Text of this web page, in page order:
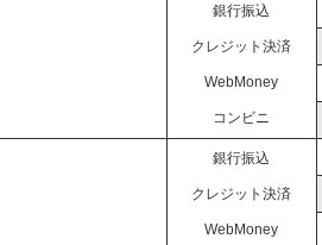
銀行振込
クレジット決済
WebMoney
コンビニ
銀行振込
クレジット決済
WebMoney